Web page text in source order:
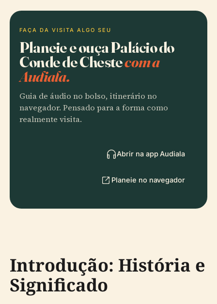
FAÇA DA VISITA ALGO SEU
Planeie e ouça Palácio do
Conde de Chestecom a
Audiala.
Guia de áudio no bolso, itinerário no
navegador. Pensado para a forma como
realmente visita.
Abrir na app Audiala
Planeie no navegador
Introdução: História e
Significado